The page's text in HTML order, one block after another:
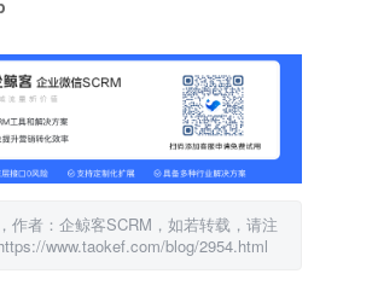
作者：企鲸客SCRM，如若转载，请注
www.taokef.com/blog/2954.html